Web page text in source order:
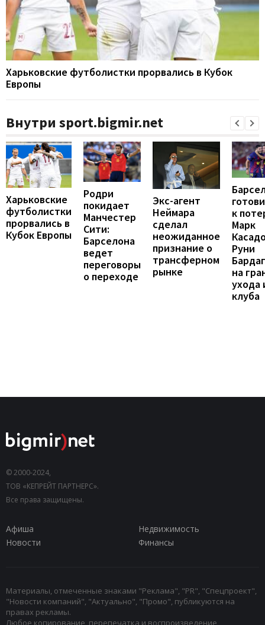
Харьковские футболистки прорвались в Кубок
Европы
Внутри sport.bigmir.net
Харьковские
футболистки
прорвались в
Кубок Европы
Родри
покидает
Манчестер
Сити:
Барселона
ведет
переговоры
о переходе
Экс-агент
Неймара
сделал
неожиданное
признание о
трансферном
рынке
к
Марк
Руни
на
ухода
клуба
© 2000-2024,
ТОВ «КЕПРЕЙТ ПАРТНЕРС».
Все права защищены.
Афиша
Недвижимость
Новости
Финансы
Материалы, отмеченные знаками "Реклама", "PR", "Спецпроект",
"Новости компаний", "Актуально", "Промо", публикуются на
правах рекламы.
Любое копирование, перепечатка и воспроизведение